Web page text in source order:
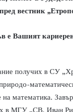
вестник
е Вашият
получих в СУ
на математика.
в МГУ „СВ. Иван